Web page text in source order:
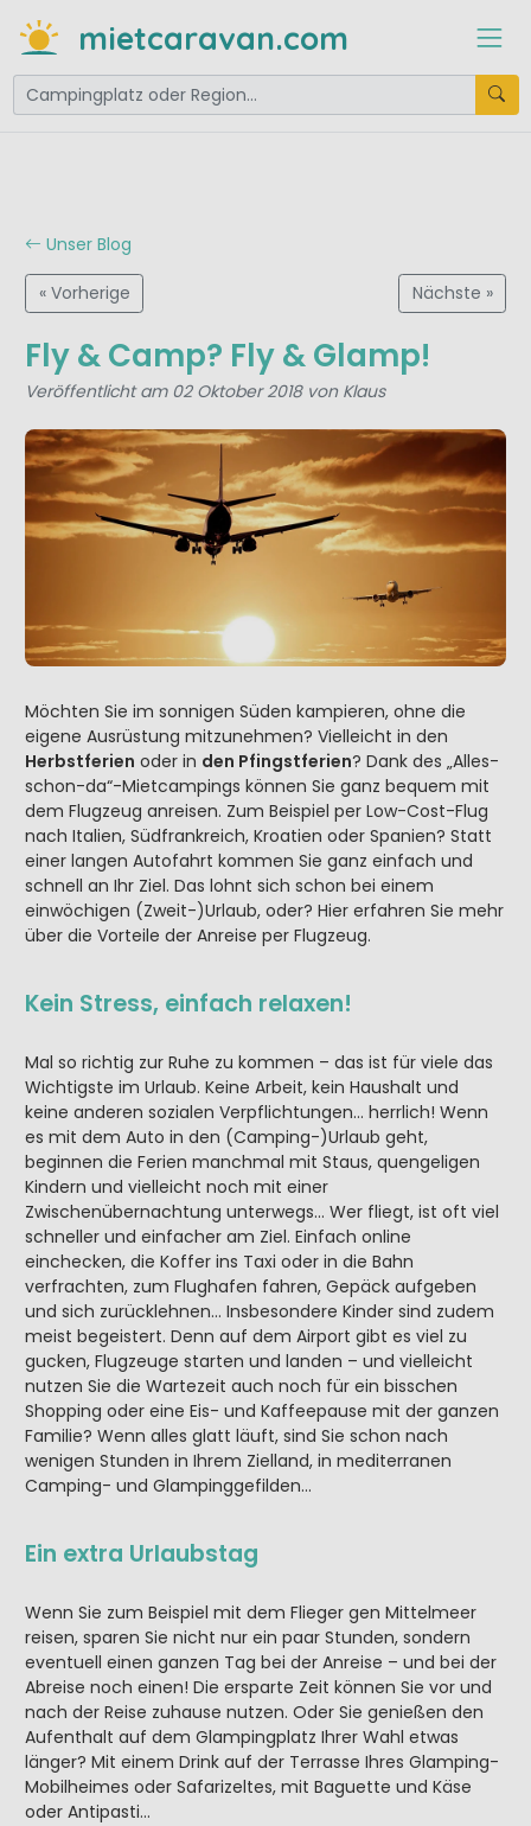
mietcaravan.com
Unser Blog
« Vorherige Nächste »
Fly & Camp? Fly & Glamp!
Veröffentlicht am 02 Oktober 2018 von Klaus
Möchten Sie im sonnigen Süden kampieren, ohne die
eigene Ausrüstung mitzunehmen? Vielleicht in den
Herbstferien oder in den Pfingstferien? Dank des „Alles-
schon-da“-Mietcampings können Sie ganz bequem mit
dem Flugzeug anreisen. Zum Beispiel per Low-Cost-Flug
nach Italien, Südfrankreich, Kroatien oder Spanien? Statt
einer langen Autofahrt kommen Sie ganz einfach und
schnell an Ihr Ziel. Das lohnt sich schon bei einem
einwöchigen (Zweit-)Urlaub, oder? Hier erfahren Sie mehr
über die Vorteile der Anreise per Flugzeug.
Kein Stress, einfach relaxen!
Mal so richtig zur Ruhe zu kommen – das ist für viele das
Wichtigste im Urlaub. Keine Arbeit, kein Haushalt und
keine anderen sozialen Verpflichtungen… herrlich! Wenn
es mit dem Auto in den (Camping-)Urlaub geht,
beginnen die Ferien manchmal mit Staus, quengeligen
Kindern und vielleicht noch mit einer
Zwischenübernachtung unterwegs… Wer fliegt, ist oft viel
schneller und einfacher am Ziel. Einfach online
einchecken, die Koffer ins Taxi oder in die Bahn
verfrachten, zum Flughafen fahren, Gepäck aufgeben
und sich zurücklehnen… Insbesondere Kinder sind zudem
meist begeistert. Denn auf dem Airport gibt es viel zu
gucken, Flugzeuge starten und landen – und vielleicht
nutzen Sie die Wartezeit auch noch für ein bisschen
Shopping oder eine Eis- und Kaffeepause mit der ganzen
Familie? Wenn alles glatt läuft, sind Sie schon nach
wenigen Stunden in Ihrem Zielland, in mediterranen
Camping- und Glampinggefilden…
Ein extra Urlaubstag
Wenn Sie zum Beispiel mit dem Flieger gen Mittelmeer
reisen, sparen Sie nicht nur ein paar Stunden, sondern
eventuell einen ganzen Tag bei der Anreise – und bei der
Abreise noch einen! Die ersparte Zeit können Sie vor und
nach der Reise zuhause nutzen. Oder Sie genießen den
Aufenthalt auf dem Glampingplatz Ihrer Wahl etwas
länger? Mit einem Drink auf der Terrasse Ihres Glamping-
Mobilheimes oder Safarizeltes, mit Baguette und Käse
oder Antipasti…